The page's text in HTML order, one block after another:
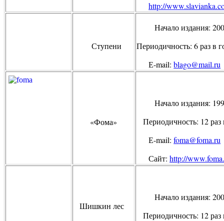
http://
Ступени
Начало издания: 200
Периодичность: 6 раз в
Е-mail:blago@mail.ru
«Фома»
Начало издания:
Периодичность: 12 раз
Е-mail:foma@foma.ru
Сайт:http://
Шишкин лес
Начало издания:
Периодичность: 12 раз